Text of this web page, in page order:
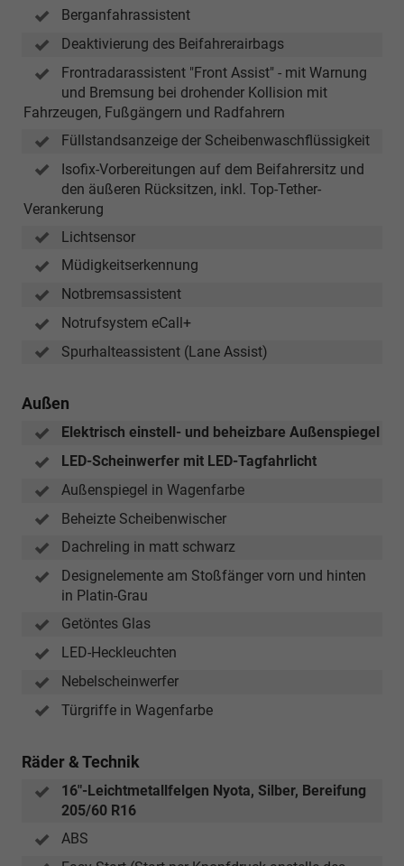
Berganfahrassistent
Deaktivierung des Beifahrerairbags
Frontradarassistent "Front Assist" - mit Warnung
und Bremsung bei drohender Kollision mit
Fahrzeugen, Fußgängern und Radfahrern
Füllstandsanzeige der Scheibenwaschflüssigkeit
Isofix-Vorbereitungen auf dem Beifahrersitz und
den äußeren Rücksitzen, inkl. Top-Tether-
Verankerung
Lichtsensor
Müdigkeitserkennung
Notbremsassistent
Notrufsystem eCall+
Spurhalteassistent (Lane Assist)
Außen
Elektrisch einstell- und beheizbare Außenspiegel
LED-Scheinwerfer mit LED-Tagfahrlicht
Außenspiegel in Wagenfarbe
Beheizte Scheibenwischer
Dachreling in matt schwarz
Designelemente am Stoßfänger vorn und hinten
in Platin-Grau
Getöntes Glas
LED-Heckleuchten
Nebelscheinwerfer
Türgriffe in Wagenfarbe
Räder & Technik
16"-Leichtmetallfelgen Nyota, Silber, Bereifung
205/60 R16
ABS